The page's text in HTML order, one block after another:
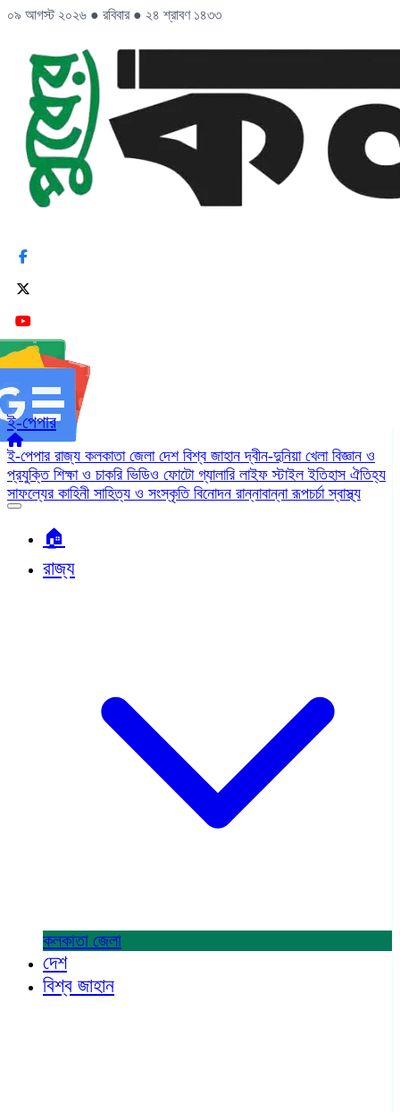
০৯ আগস্ট ২০২৬ ● রবিবার ● ২৪ শ্রাবণ ১৪৩৩
ই-পেপার
ই-পেপার রাজ্য কলকাতা জেলা দেশ বিশ্ব জাহানদ্বীন-দুনিয়া খেলা বিজ্ঞান ও
প্রযুক্তি শিক্ষা ও চাকরি ভিডিও ফোটো গ্যালারি লাইফ স্টাইলইতিহাস ঐতিহ্য
সাফল্যের কাহিনী সাহিত্য ও সংস্কৃতি বিনোদন রান্নাবান্নারূপচর্চাস্বাস্থ্য
🏠︎
রাজ্য
কলকাতা জেলা
দেশ
বিশ্ব জাহান